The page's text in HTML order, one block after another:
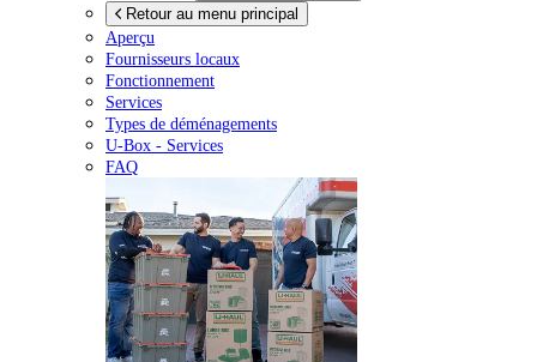
Retour au menu principal
Aperçu
Fournisseurs locaux
Fonctionnement
Services
Types de déménagements
U-Box - Services
FAQ